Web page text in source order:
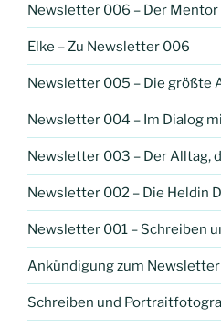
Newsletter 006 – Der Mentor
Elke – Zu Newsletter 006
Newsletter 005 – Die größte
Newsletter 004 – Im Dialog
Newsletter 003 – Der Alltag,
Newsletter 002 – Die Heldin
Newsletter 001 – Schreiben
Ankündigung zum Newsletter
Schreiben und